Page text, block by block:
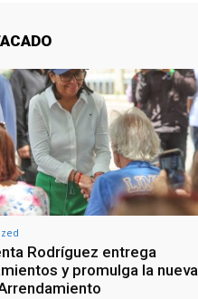
Rodríguez entrega
y promulga la nueva